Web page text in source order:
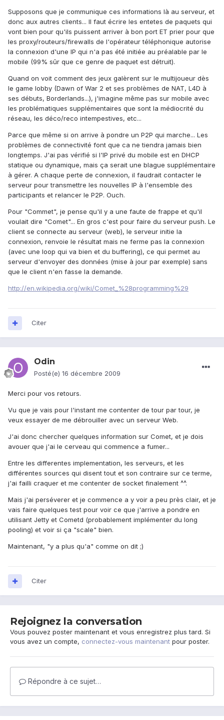
Supposons que je communique ces informations là au serveur, et
donc aux autres clients... Il faut écrire les entetes de paquets qui
vont bien pour qu'ils puissent arriver à bon port ET prier pour que
les proxy/routeurs/firewalls de l'opérateur téléphonique autorise
la connexion d'une IP qui n'a pas été initiée au préalable par le
mobile (99% sûr que ce genre de paquet est détruit).
Quand on voit comment des jeux galèrent sur le multijoueur dès
le game lobby (Dawn of War 2 et ses problèmes de NAT, L4D à
ses débuts, Borderlands...), j'imagine même pas sur mobile avec
les problématiques supplémentaires que sont la médiocrité du
réseau, les déco/reco intempestives, etc...
Parce que même si on arrive à pondre un P2P qui marche... Les
problèmes de connectivité font que ca ne tiendra jamais bien
longtemps. J'ai pas vérifié si l'IP privé du mobile est en DHCP
statique ou dynamique, mais ça serait une blague supplémentaire
à gérer. A chaque perte de connexion, il faudrait contacter le
serveur pour transmettre les nouvelles IP à l'ensemble des
participants et relancer le P2P. Ouch.
Pour "Commet", je pense qu'il y a une faute de frappe et qu'il
voulait dire "Comet"... En gros c'est pour faire du serveur push. Le
client se connecte au serveur (web), le serveur initie la
connexion, renvoie le résultat mais ne ferme pas la connexion
(avec une loop qui va bien et du buffering), ce qui permet au
serveur d'envoyer des données (mise à jour par exemple) sans
que le client n'en fasse la demande.
http://en.wikipedia.org/wiki/Comet_%28programming%29
Citer
Odin
Posté(e) 16 décembre 2009
Merci pour vos retours.
Vu que je vais pour l'instant me contenter de tour par tour, je
veux essayer de me débrouiller avec un serveur Web.
J'ai donc chercher quelques information sur Comet, et je dois
avouer que j'ai le cerveau qui commence a fumer...
Entre les differentes implementation, les serveurs, et les
différentes sources qui disent tout et son contraire sur ce terme,
j'ai failli craquer et me contenter de socket finalement ^^.
Mais j'ai perséverer et je commence a y voir a peu près clair, et je
vais faire quelques test pour voir ce que j'arrive a pondre en
utilisant Jetty et Cometd (probablement implémenter du long
pooling) et voir si ça "scale" bien.
Maintenant, "y a plus qu'a" comme on dit ;)
Citer
Rejoignez la conversation
Vous pouvez poster maintenant et vous enregistrez plus tard. Si
vous avez un compte, connectez-vous maintenant pour poster.
Répondre à ce sujet…